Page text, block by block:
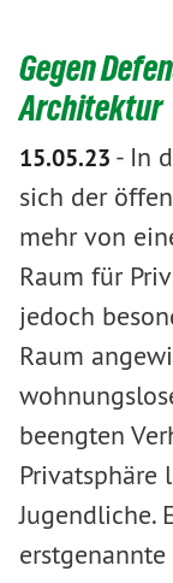
Gegen
Architektur
15.05.23 - In
sich der
mehr von
Raum für
jedoch
Raum
beengten
Privatsphäre
Jugendliche.